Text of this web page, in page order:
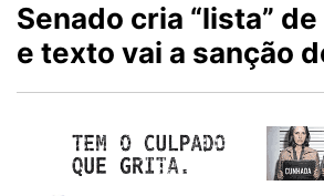
Senado cria “lista”
e texto vai a sanção